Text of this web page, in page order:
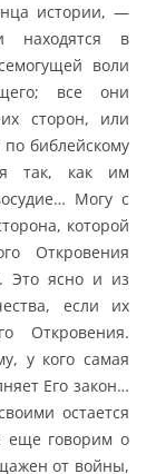
истории, —
в
воли
все они
сторон, или
библейскому
так, как им
Могу с
которой
Откровения
Это ясно и из
если их
Откровения.
у кого самая
Его закон…
остается
еще говорим о
от войны,